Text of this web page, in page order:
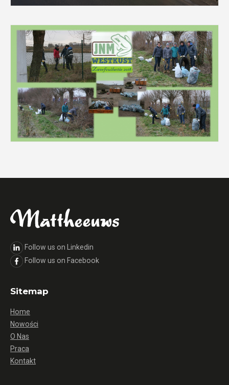
Follow us on Linkedin
Follow us on Facebook
Sitemap
Home
Nowości
O Nas
Praca
Kontakt